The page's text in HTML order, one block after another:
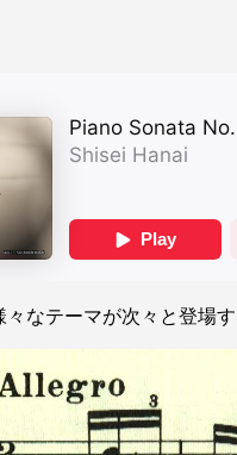
々なテーマが次々と登場す